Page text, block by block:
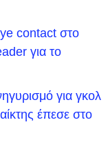
contact στο
για το
για γκολ
έπεσε στο